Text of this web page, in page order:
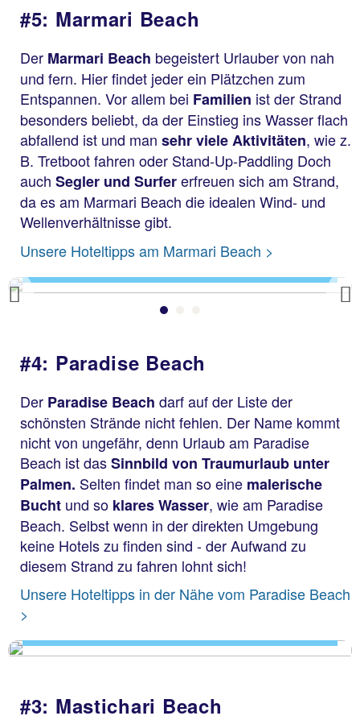
#5: Marmari Beach
Der Marmari Beach begeistert Urlauber von nah
und fern. Hier findet jeder ein Plätzchen zum
Entspannen. Vor allem bei Familien ist der Strand
besonders beliebt, da der Einstieg ins Wasser flach
abfallend ist und man sehr viele Aktivitäten, wie z.
B. Tretboot fahren oder Stand-Up-Paddling Doch
auch Segler und Surfererfreuen sich am Strand,
da es am Marmari Beach die idealen Wind- und
Wellenverhältnisse gibt.
Unsere Hoteltipps am Marmari Beach >
Previous
Marmari Beach
#4: Paradise Beach
Der Paradise Beach darf auf der Liste der
schönsten Strände nicht fehlen. Der Name kommt
nicht von ungefähr, denn Urlaub am Paradise
Beach ist dasSinnbild von Traumurlaub unter
Palmen. Selten findet man so eine malerische
Bucht und so klares Wasser, wie am Paradise
Beach. Selbst wenn in der direkten Umgebung
keine Hotels zu finden sind - der Aufwand zu
diesem Strand zu fahren lohnt sich!
Unsere Hoteltipps in der Nähe vom Paradise Beach
>
#3: Mastichari Beach